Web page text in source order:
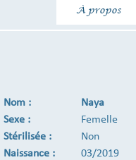
À propos
Nom :
Naya
Sexe :
Femelle
Stérilisée :
Non
Naissance :
03/2019